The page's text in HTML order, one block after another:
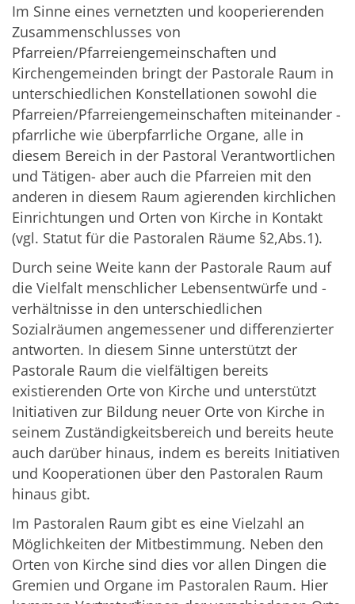
Im Sinne eines vernetzten und kooperierenden
Zusammenschlusses von
Pfarreien/Pfarreiengemeinschaften und
Kirchengemeinden bringt der Pastorale Raum in
unterschiedlichen Konstellationen sowohl die
Pfarreien/Pfarreiengemeinschaften miteinander -
pfarrliche wie überpfarrliche Organe, alle in
diesem Bereich in der Pastoral Verantwortlichen
und Tätigen- aber auch die Pfarreien mit den
anderen in diesem Raum agierenden kirchlichen
Einrichtungen und Orten von Kirche in Kontakt
(vgl. Statut für die Pastoralen Räume §2,Abs.1).
Durch seine Weite kann der Pastorale Raum auf
die Vielfalt menschlicher Lebensentwürfe und -
verhältnisse in den unterschiedlichen
Sozialräumen angemessener und differenzierter
antworten. In diesem Sinne unterstützt der
Pastorale Raum die vielfältigen bereits
existierenden Orte von Kirche und unterstützt
Initiativen zur Bildung neuer Orte von Kirche in
seinem Zuständigkeitsbereich und bereits heute
auch darüber hinaus, indem es bereits Initiativen
und Kooperationen über den Pastoralen Raum
hinaus gibt.
Im Pastoralen Raum gibt es eine Vielzahl an
Möglichkeiten der Mitbestimmung. Neben den
Orten von Kirche sind dies vor allen Dingen die
Gremien und Organe im Pastoralen Raum. Hier